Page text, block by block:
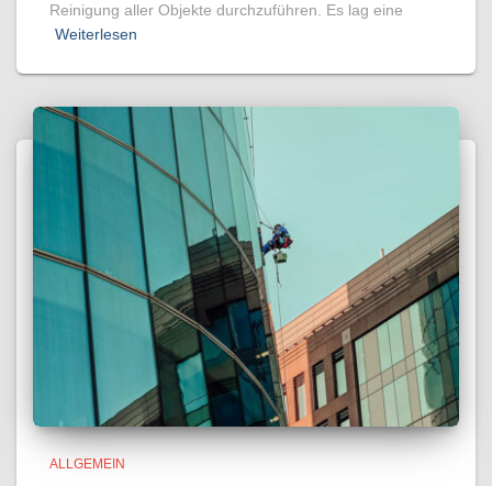
Reinigung aller Objekte durchzuführen. Es lag eine
Weiterlesen
ALLGEMEIN